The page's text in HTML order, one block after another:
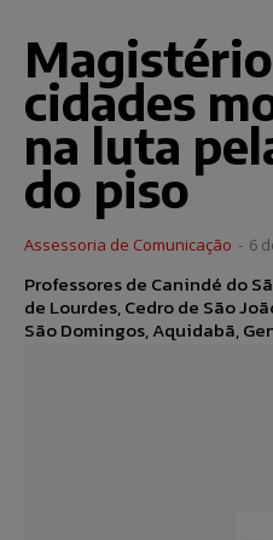
Magistério
cidades
na luta
do piso
Assessoria de Comunicação - 6
Professores de Canindé do
de Lourdes, Cedro de São
São Domingos, Aquidabã,